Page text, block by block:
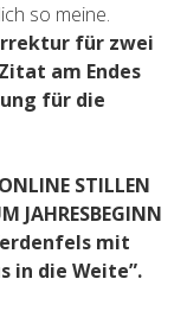
so meine.
für zwei
am Endes
für die
STILLEN
JAHRESBEGINN
mit
in die Weite”.